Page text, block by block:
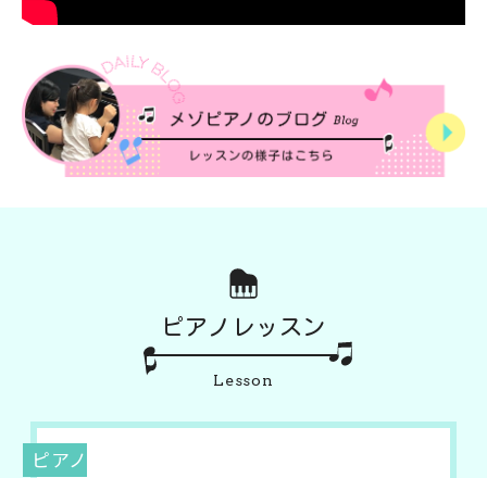
ピアノレッスン
Lesson
ピアノ